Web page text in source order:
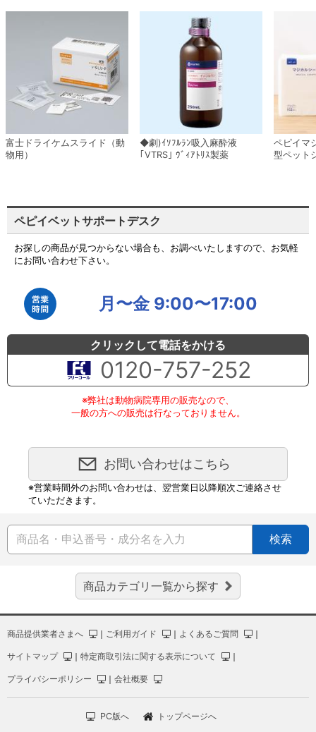
富士ドライケムスライド（動
物用）
◆劇)ｲｿﾌﾙﾗﾝ吸入麻酔液
｢VTRS｣ ｳﾞｨｱﾄﾘｽ製薬
ペピイマ
型ペット
ペピイベットサポートデスク
お探しの商品が見つからない場合も、お調べいたしますので、お気軽
にお問い合わせ下さい。
月〜金 9:00〜17:00
クリックして電話をかける
0120-757-252
※弊社は動物病院専用の販売なので、
一般の方への販売は行なっておりません。
お問い合わせはこちら
※営業時間外のお問い合わせは、翌営業日以降順次ご連絡させ
ていただきます。
検索
商品カテゴリ一覧から探す
商品提供業者さまへ ｜ ご利用ガイド ｜ よくあるご質問 ｜
サイトマップ ｜ 特定商取引法に関する表示について ｜
プライバシーポリシー ｜ 会社概要
PC版へ トップページへ